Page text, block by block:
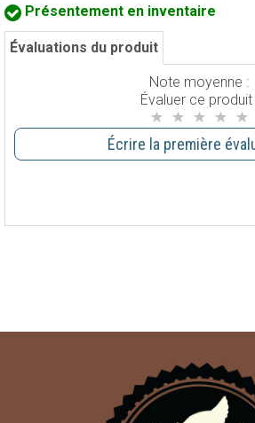
Présentement en inventaire
Évaluations du produit
Note moyenne :
Évaluer ce produit
Écrire la première